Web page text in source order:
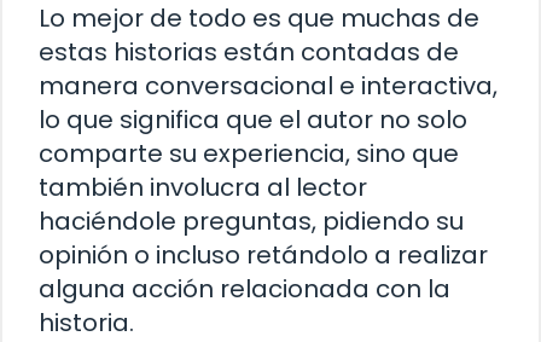
Lo mejor de todo es que muchas de
estas historias están contadas de
manera conversacional e interactiva,
lo que significa que el autor no solo
comparte su experiencia, sino que
también involucra al lector
haciéndole preguntas, pidiendo su
opinión o incluso retándolo a realizar
alguna acción relacionada con la
historia.